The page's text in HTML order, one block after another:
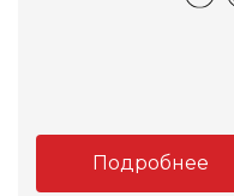
Подробнее